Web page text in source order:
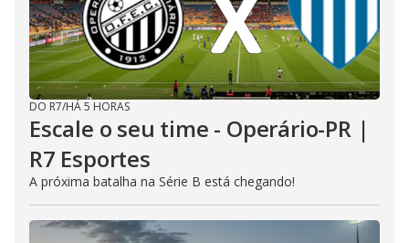
DO R7/HÁ 5 HORAS
Escale o seu time - Operário-PR |
R7 Esportes
A próxima batalha na Série B está chegando!